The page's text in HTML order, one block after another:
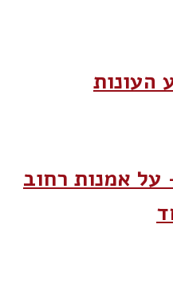
העונות
על אמנות רחוב